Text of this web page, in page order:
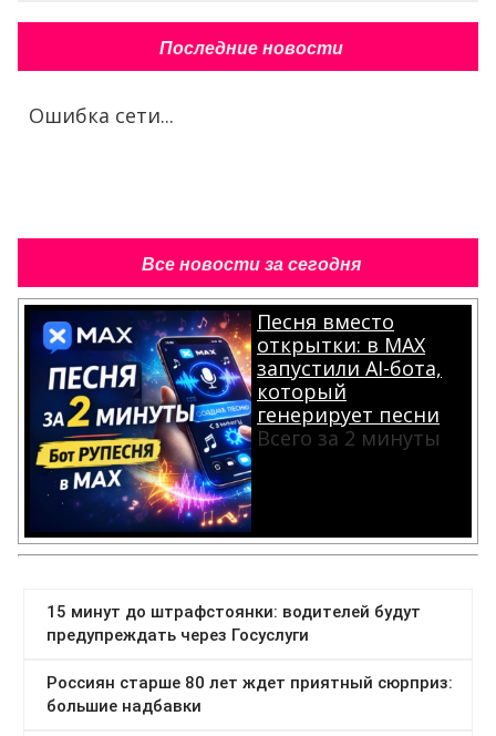
Последние новости
Ошибка сети...
Все новости за сегодня
Песня вместо
открытки: в MAX
запустили AI-бота,
который
генерирует песни
Всего за 2 минуты